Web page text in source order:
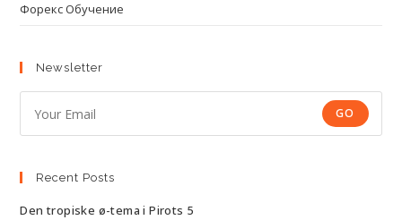
Форекс Обучение
Newsletter
GO
Recent Posts
Den tropiske ø-tema i Pirots 5